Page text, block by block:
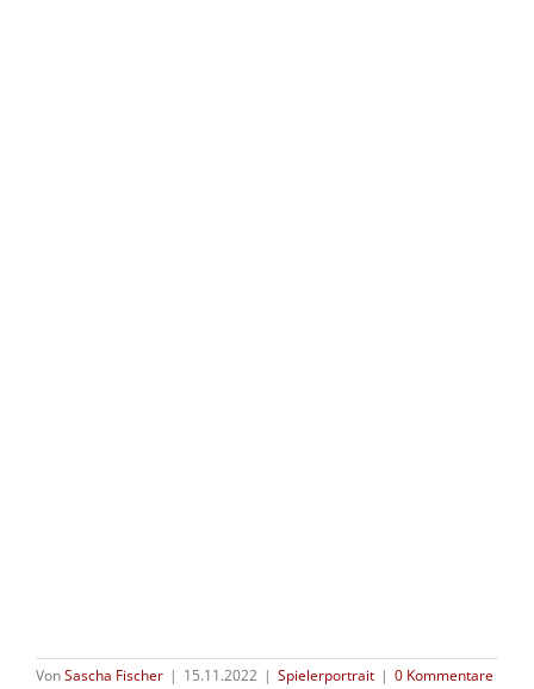
VonSascha Fischer | 15.11.2022 | Spielerportrait | 0 Kommentare